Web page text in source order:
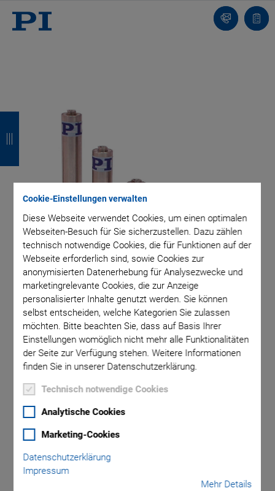
Cookie-Einstellungen verwalten
Diese Webseite verwendet Cookies, um einen optimalen
Webseiten-Besuch für Sie sicherzustellen. Dazu zählen
technisch notwendige Cookies, die für Funktionen auf der
Webseite erforderlich sind, sowie Cookies zur
anonymisierten Datenerhebung für Analysezwecke und
marketingrelevante Cookies, die zur Anzeige
personalisierter Inhalte genutzt werden. Sie können
selbst entscheiden, welche Kategorien Sie zulassen
möchten. Bitte beachten Sie, dass auf Basis Ihrer
Einstellungen womöglich nicht mehr alle Funktionalitäten
der Seite zur Verfügung stehen. Weitere Informationen
finden Sie in unserer Datenschutzerklärung.
Technisch notwendige Cookies
Analytische Cookies
Marketing-Cookies
Datenschutzerklärung
Impressum
Mehr Details
Kontakt
P-841 Vorgespannte
nur bei
ü
c
k
ü
c
k
ü
c
k
ü
c
k